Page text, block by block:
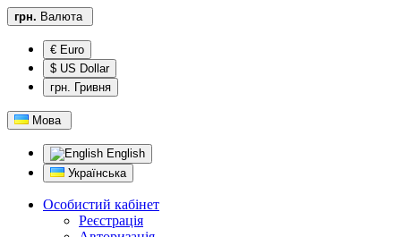
грн. Валюта
€ Euro
$ US Dollar
грн. Гривня
Мова
English
Українська
Особистий кабінет
Реєстрація